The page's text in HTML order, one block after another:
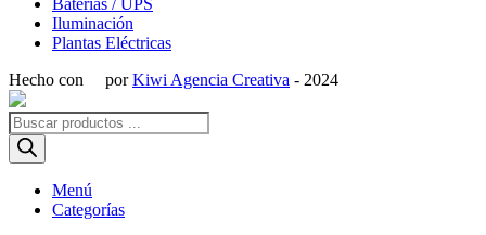
Baterías / UPS
Iluminación
Plantas Eléctricas
Hecho con
porKiwi Agencia Creativa - 2024
Búsqueda
de
productos
Menú
Categorías